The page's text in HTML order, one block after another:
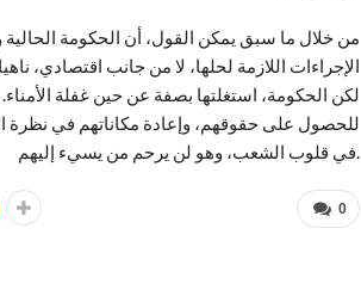
من خلال ما سبق يمكن القول، أن الحكومة الحالية
الإجراءات اللازمة لحلها، لا من جانب اقتصادي،
لكن الحكومة، استغلتها بصفة عن حين غفلة
للحصول على حقوقهم، وإعادة مكاناتهم في نظرة
في قلوب الشعب، وهو لن يرحم من يسيء إليهم.
0